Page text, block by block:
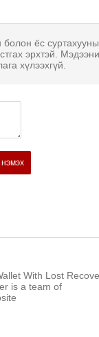
ёс
эрхтэй.
хүлээхгүй.
нэмэх
With Lost
is a team of